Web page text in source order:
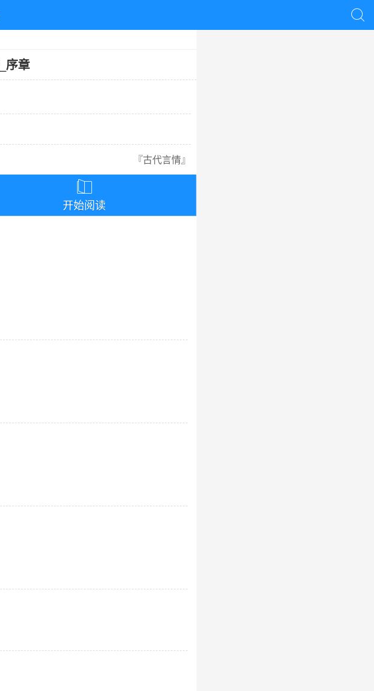

序章
『古代言情』

开始阅读